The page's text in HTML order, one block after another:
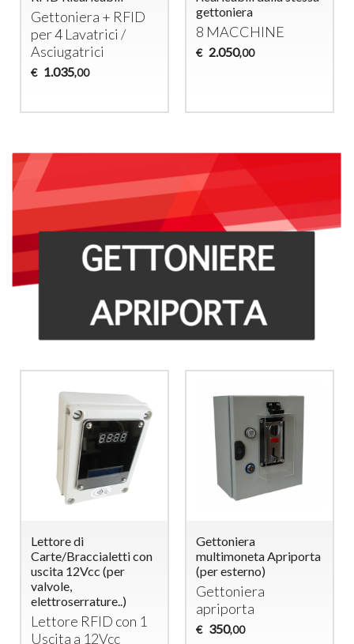
Gettoniera + RFID
per 4 Lavatrici /
Asciugatrici
€ 1.035,00
gettoniera
8 MACCHINE
€ 2.050,00
Lettore di
Carte/Braccialetti con
uscita 12Vcc (per
valvole,
elettroserrature..)
Lettore RFID con 1
Uscita a 12Vcc
Gettoniera
multimoneta Apriporta
(per esterno)
Gettoniera
apriporta
€ 350,00